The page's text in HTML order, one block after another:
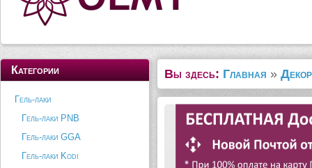
Категории
Гель-лаки
Гель-лаки PNB
Гель-лаки GGA
Гель-лаки Kodi
Вы здесь: Главная » Декор